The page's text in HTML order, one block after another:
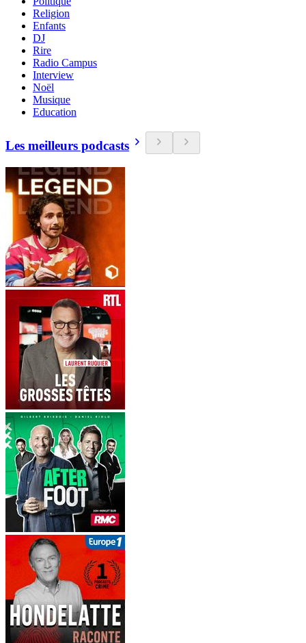
Religion
Enfants
DJ
Rire
Radio Campus
Interview
Noël
Musique
Education
Les meilleurs podcasts